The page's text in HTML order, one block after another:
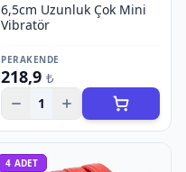
6,5cm Uzunluk Çok Mini
Vibratör
PERAKENDE
218,9 ₺
1
4 ADET